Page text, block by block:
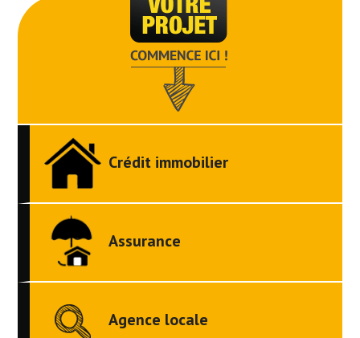
Crédit immobilier
Assurance
Agence locale